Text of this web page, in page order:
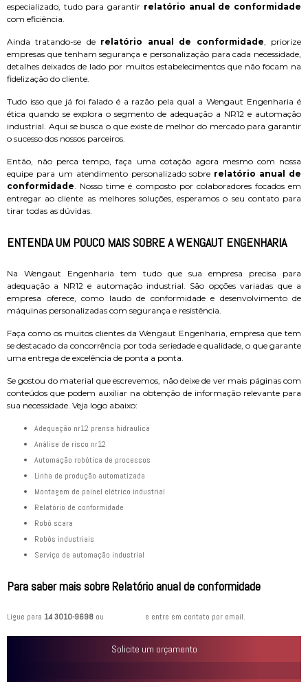
especializado, tudo para garantir relatório anual de conformidade
com eficiência.
Ainda tratando-se de relatório anual de conformidade , priorize
empresas que tenham segurança e personalização para cada necessidade,
detalhes deixados de lado por muitos estabelecimentos que não focam na
fidelização do cliente.
Tudo isso que já foi falado é a razão pela qual a Wengaut Engenharia é
ética quando se explora o segmento de adequação a NR12 e automação
industrial. Aqui se busca o que existe de melhor do mercado para garantir
o sucesso dos nossos parceiros.
Então, não perca tempo, faça uma cotação agora mesmo com nossa
equipe para um atendimento personalizado sobre relatório anual de
conformidade . Nosso time é composto por colaboradores focados em
entregar ao cliente as melhores soluções, esperamos o seu contato para
tirar todas as dúvidas.
ENTENDA UM POUCO MAIS SOBRE A WENGAUT ENGENHARIA
Na Wengaut Engenharia tem tudo que sua empresa precisa para
adequação a NR12 e automação industrial. São opções variadas que a
empresa oferece, como laudo de conformidade e desenvolvimento de
máquinas personalizadas com segurança e resistência.
Faça como os muitos clientes da Wengaut Engenharia, empresa que tem
se destacado da concorrência por toda seriedade e qualidade, o que garante
uma entrega de excelência de ponta a ponta.
Se gostou do material que escrevemos, não deixe de ver mais páginas com
conteúdos que podem auxiliar na obtenção de informação relevante para
sua necessidade. Veja logo abaixo:
adequação nr12 prensa hidraulica
análise de risco nr12
automação robótica de processos
linha de produção automatizada
montagem de painel elétrico industrial
relatório de conformidade
robô scara
robôs industriais
serviço de automação industrial
Para saber mais sobre Relatório anual de conformidade
Ligue para 14 3010-9698 ou e entre em contato por email.
Solicite um orçamento